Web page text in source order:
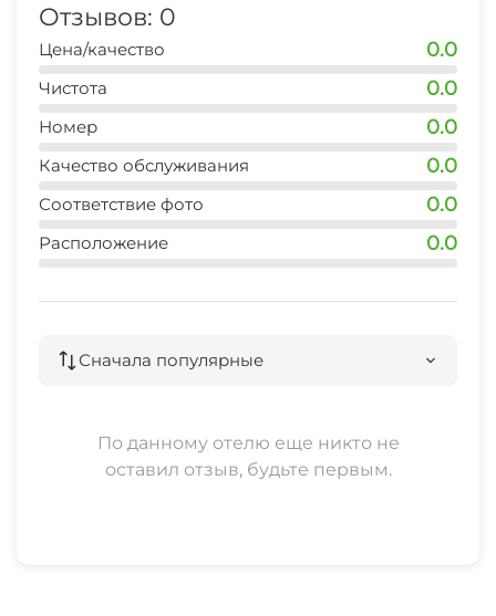
Отзывов: 0
Цена/качество 0.0
Чистота 0.0
Номер 0.0
Качество обслуживания 0.0
Соответствие фото 0.0
Расположение 0.0
Сначала популярные
По данному отелю еще никто не
оставил отзыв, будьте первым.